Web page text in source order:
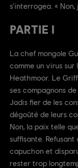
s'interrogea. « Non,
PARTIE I
La chef mongole
comme un virus
Heathmoor. Le
ses compagnons
Jadis fier de les
dégoûté de leurs
Non, la paix telle
suffisante.
capuchon et
rester trop